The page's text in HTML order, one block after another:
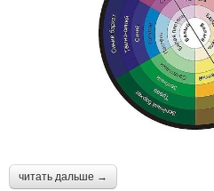
читать дальше →